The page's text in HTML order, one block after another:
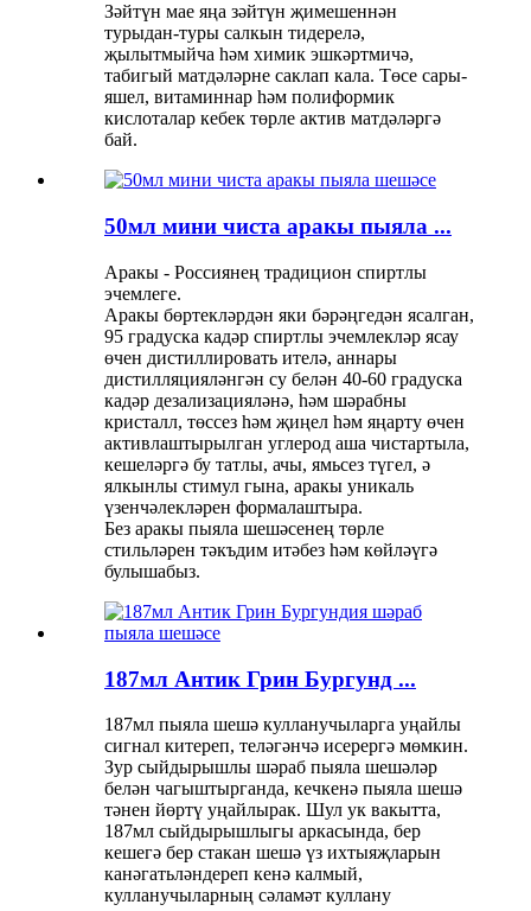
Зәйтүн мае яңа зәйтүн җимешеннән
турыдан-туры салкын тидерелә,
җылытмыйча һәм химик эшкәртмичә,
табигый матдәләрне саклап кала. Төсе сары-
яшел, витаминнар һәм полиформик
кислоталар кебек төрле актив матдәләргә
бай.
50мл мини чиста аракы пыяла ...
Аракы - Россиянең традицион спиртлы
эчемлеге.
Аракы бөртекләрдән яки бәрәңгедән ясалган,
95 градуска кадәр спиртлы эчемлекләр ясау
өчен дистиллировать ителә, аннары
дистилляцияләнгән су белән 40-60 градуска
кадәр дезализацияләнә, һәм шәрабны
кристалл, төссез һәм җиңел һәм яңарту өчен
активлаштырылган углерод аша чистартыла,
кешеләргә бу татлы, ачы, ямьсез түгел, ә
ялкынлы стимул гына, аракы уникаль
үзенчәлекләрен формалаштыра.
Без аракы пыяла шешәсенең төрле
стильләрен тәкъдим итәбез һәм көйләүгә
булышабыз.
187мл Антик Грин Бургунд ...
187мл пыяла шешә кулланучыларга уңайлы
сигнал китереп, теләгәнчә исерергә мөмкин.
Зур сыйдырышлы шәраб пыяла шешәләр
белән чагыштырганда, кечкенә пыяла шешә
тәнен йөртү уңайлырак. Шул ук вакытта,
187мл сыйдырышлыгы аркасында, бер
кешегә бер стакан шешә үз ихтыяҗларын
канәгатьләндереп кенә калмый,
кулланучыларның сәламәт куллану